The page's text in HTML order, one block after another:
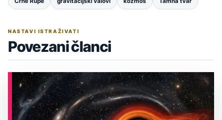
NASTAVI ISTRAŽIVATI
Povezani članci